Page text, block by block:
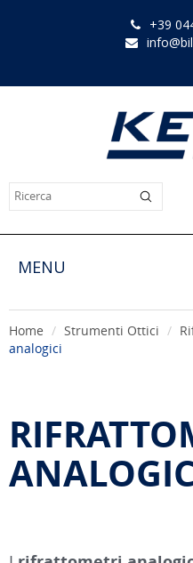
+39
MENU
Home Strumenti Ottici
analogici